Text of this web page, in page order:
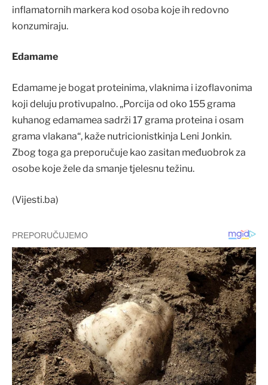
inflamatornih markera kod osoba koje ih redovno
konzumiraju.
Edamame
Edamame je bogat proteinima, vlaknima i izoflavonima
koji deluju protivupalno. „Porcija od oko 155 grama
kuhanog edamamea sadrži 17 grama proteina i osam
grama vlakana“, kaže nutricionistkinja Leni Jonkin.
Zbog toga ga preporučuje kao zasitan međuobrok za
osobe koje žele da smanje tjelesnu težinu.
(Vijesti.ba)